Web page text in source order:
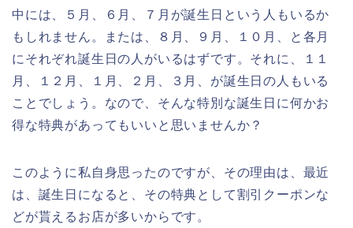
中には、５月、６月、７月が誕生日という人もいるか
もしれません。または、８月、９月、１０月、と各月
にそれぞれ誕生日の人がいるはずです。それに、１１
月、１２月、１月、２月、３月、が誕生日の人もいる
ことでしょう。なので、そんな特別な誕生日に何かお
得な特典があってもいいと思いませんか？
このように私自身思ったのですが、その理由は、最近
は、誕生日になると、その特典として割引クーポンな
どが貰えるお店が多いからです。